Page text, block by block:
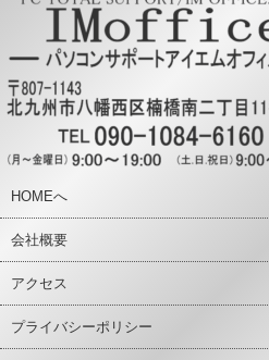
HOMEへ
会社概要
アクセス
プライバシーポリシー